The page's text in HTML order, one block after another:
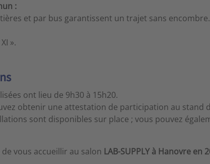
:
et par bus garantissent un trajet sans
».
ont lieu de 9h30 à 15h20.
obtenir une attestation de participation au stand
sont disponibles sur place ; vous pouvez
vous accueillir au salon LAB-SUPPLY à Hanovre en